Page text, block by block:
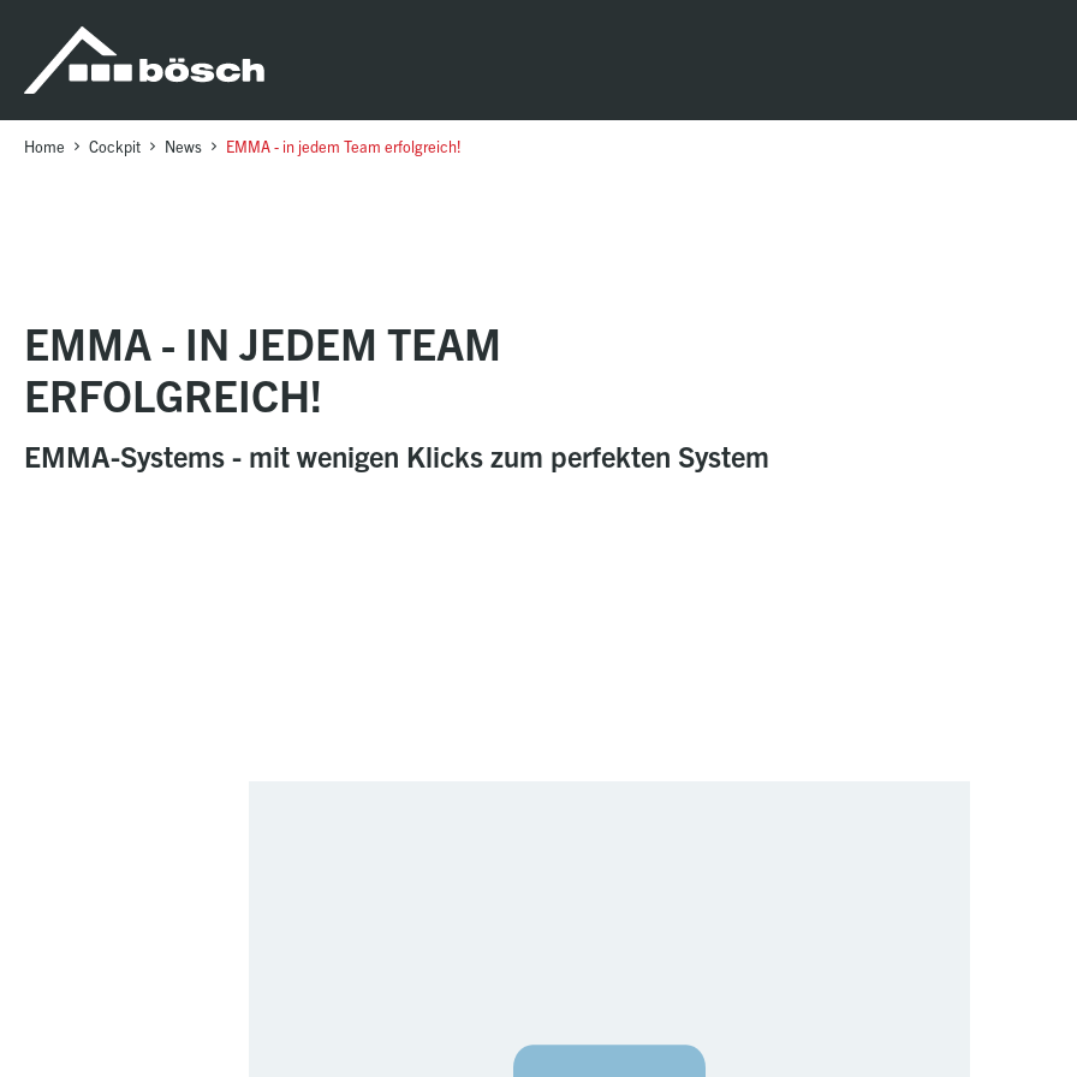
sr.skip-to.main-content
sr.skip-to.table-of-contents
sr.skip-to.main-navigation
Home Cockpit News EMMA - in jedem Team erfolgreich!
EMMA - IN JEDEM TEAM
ERFOLGREICH!
EMMA-Systems - mit wenigen Klicks zum perfekten System